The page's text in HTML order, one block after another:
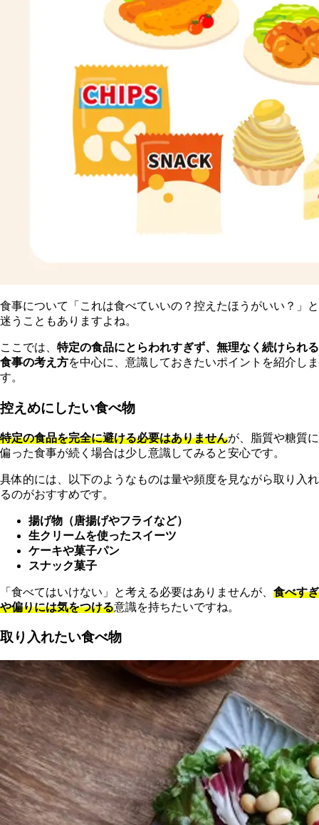
食事について「これは食べていいの？控えたほうがいい？」と
迷うこともありますよね。
ここでは、 特定の食品にとらわれすぎず、無理なく続けられる
食事の考え方を中心に、意識しておきたいポイントを紹介しま
す。
控えめにしたい食べ物
特定の食品を完全に避ける必要はありませんが、脂質や糖質に
偏った食事が続く場合は少し意識してみると安心です。
具体的には、以下のようなものは量や頻度を見ながら取り入れ
るのがおすすめです。
揚げ物（唐揚げやフライなど）
生クリームを使ったスイーツ
ケーキや菓子パン
スナック菓子
「食べてはいけない」と考える必要はありませんが、 食べすぎ
や偏りには気をつける意識を持ちたいですね。
取り入れたい食べ物